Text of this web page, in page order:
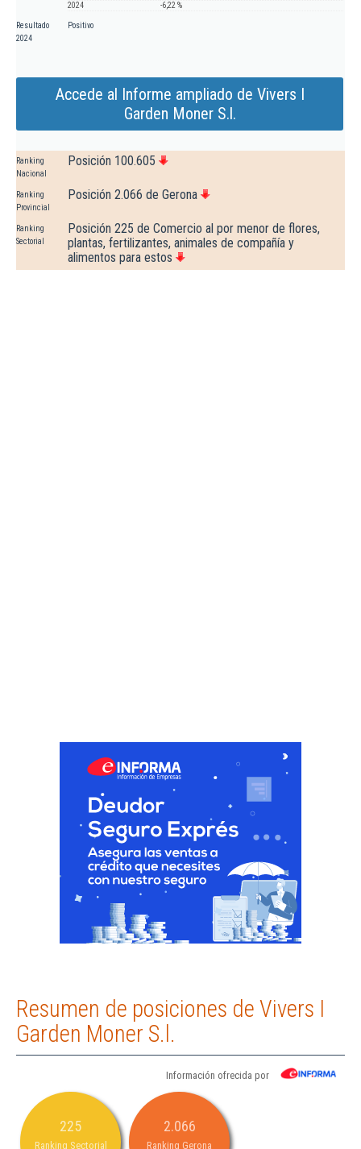
2024
-6,22 %
Resultado
2024
Positivo
Accede al Informe ampliado de Vivers I
Garden Moner S.l.
Ranking
Nacional
Posición 100.605
Ranking
Provincial
Posición 2.066 de Gerona
Ranking
Sectorial
Posición 225 de Comercio al por menor de flores,
plantas, fertilizantes, animales de compañía y
alimentos para estos
Resumen de posiciones de Vivers I
Garden Moner S.l.
Información ofrecida por
225
Ranking Sectorial
2.066
Ranking Gerona